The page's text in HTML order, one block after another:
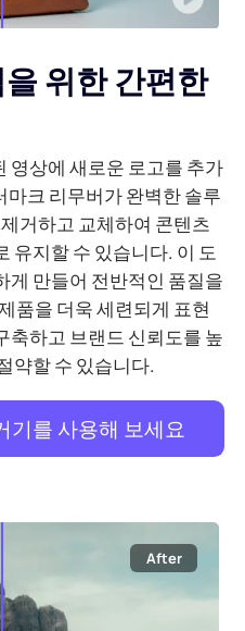
위한 간편한
영상에 새로운 로고를 추가
크 리무버가 완벽한 솔루
거하고 교체하여 콘텐츠
유지할 수 있습니다. 이 도
게 만들어 전반적인 품질을
품을 더욱 세련되게 표현
축하고 브랜드 신뢰도를 높
약할 수 있습니다.
기를 사용해 보세요
After